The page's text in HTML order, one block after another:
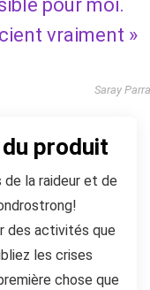
pour moi.
vraiment »
Saray Parra
produit
de la raideur et de
des activités que
les crises
chose que